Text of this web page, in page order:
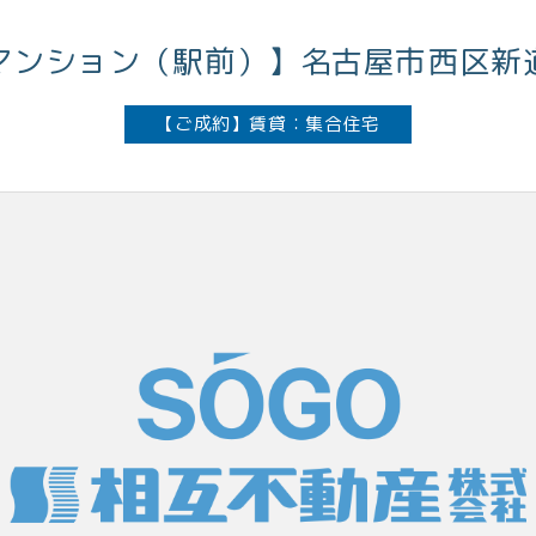
ンション（駅前）】名古屋市西区新
【ご成約】賃貸：集合住宅